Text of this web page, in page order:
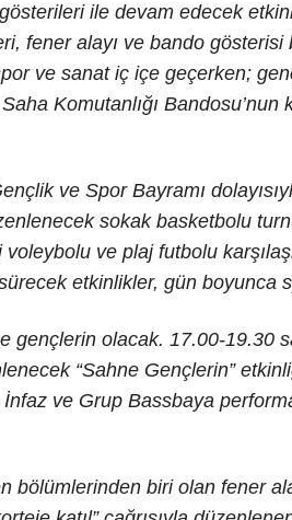
ile devam edecek
fener alayı ve bando
ve sanat iç içe geçerken;
Komutanlığı
ve Spor Bayramı
sokak basketbolu
voleybolu ve plaj futbolu
etkinlikler, gün boyunca
gençlerin olacak. 17.00-19.30
“Sahne Gençlerin”
ve Grup Bassbaya
bölümlerinden biri olan fener